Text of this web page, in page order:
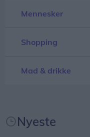
Mennesker
Shopping
Mad & drikke
Nyeste